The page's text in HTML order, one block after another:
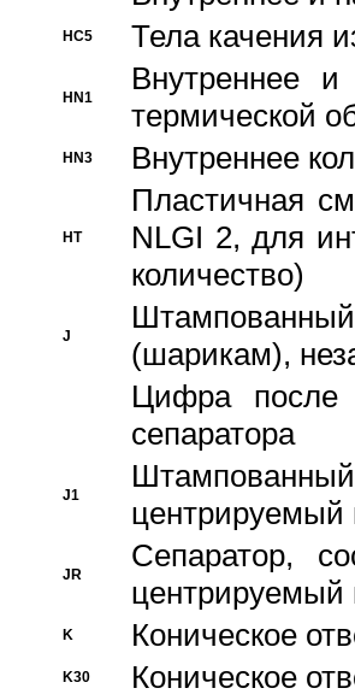
HC5 Тела качения
HN1
Bнутреннее
термической
HN3 Внутреннее
HT
Пластичная
NLGI 2, для
количество)
J
(шарикам),
Цифра после
сепаратора
J1
JR
Сепаратор,
K Коническое
K30 Коническое